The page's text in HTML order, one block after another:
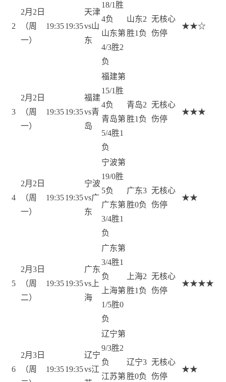
2
2月2日
（周
一）
19:3519:35
天津
vs山
东
18/1胜
4负
山东第
4/3胜2
负
山东2
胜1负
无核心
伤停
★★☆
3
2月2日
（周
一）
19:3519:35
福建
vs青
岛
福建第
15/1胜
4负
青岛第
5/4胜1
负
青岛2
胜1负
无核心
伤停
★★★
4
2月2日
（周
一）
19:3519:35
宁波
vs广
东
宁波第
19/0胜
5负
广东第
3/4胜1
负
广东3
胜0负
无核心
伤停
★★
5
2月3日
（周
二）
19:3519:35
广东
vs上
海
广东第
3/4胜1
负
上海第
1/5胜0
负
上海2
胜1负
无核心
伤停
★★★★
6
2月3日
（周
19:3519:35
辽宁
vs江
辽宁第
9/3胜2
负
江苏第
辽宁3
胜0负
无核心
伤停
★★